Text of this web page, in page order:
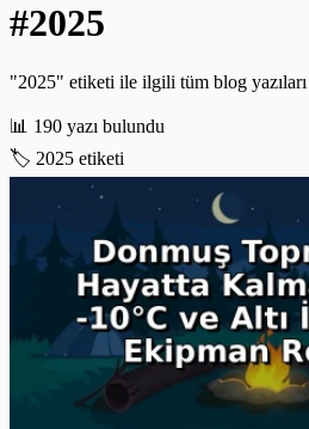
#2025
"2025" etiketi ile ilgili tüm blog yazıları
📊 190 yazı bulundu
🏷️ 2025 etiketi